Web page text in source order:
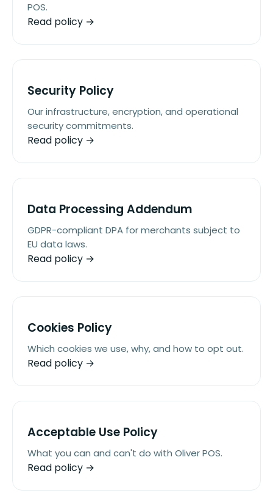
POS.
Read policy →
Security Policy
Our infrastructure, encryption, and operational
security commitments.
Read policy →
Data Processing Addendum
GDPR-compliant DPA for merchants subject to
EU data laws.
Read policy →
Cookies Policy
Which cookies we use, why, and how to opt out.
Read policy →
Acceptable Use Policy
What you can and can't do with Oliver POS.
Read policy →